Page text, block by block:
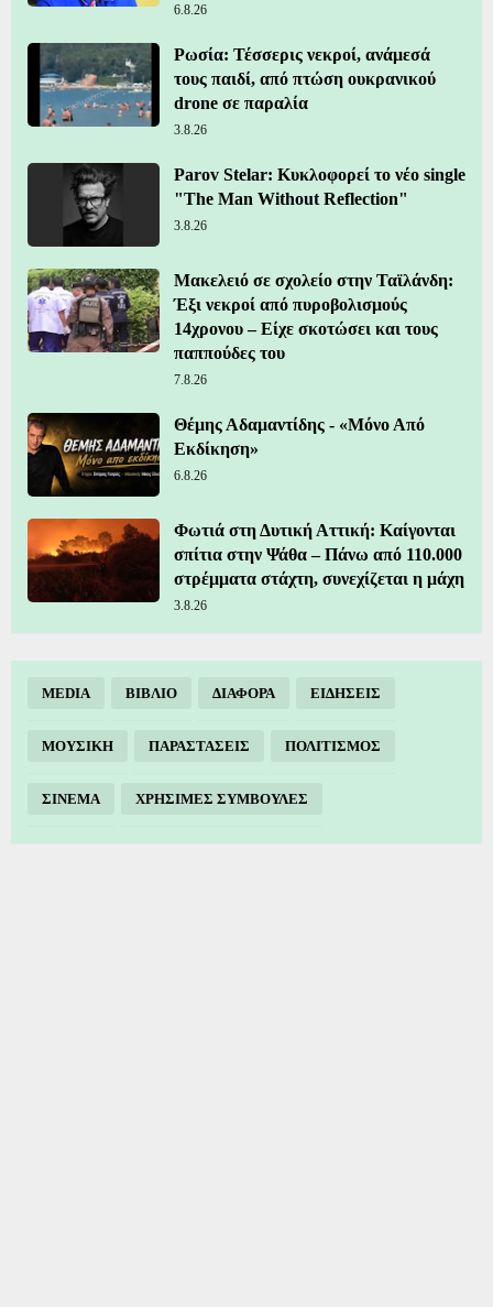
6.8.26
Ρωσία: Τέσσερις νεκροί, ανάμεσά
τους παιδί, από πτώση ουκρανικού
drone σε παραλία
3.8.26
Parov Stelar: Κυκλοφορεί το νέο single
"The Man Without Reflection"
3.8.26
Μακελειό σε σχολείο στην Ταϊλάνδη:
Έξι νεκροί από πυροβολισμούς
14χρονου – Είχε σκοτώσει και τους
παππούδες του
7.8.26
Θέμης Αδαμαντίδης - «Μόνο Από
Εκδίκηση»
6.8.26
Φωτιά στη Δυτική Αττική: Καίγονται
σπίτια στην Ψάθα – Πάνω από 110.000
στρέμματα στάχτη, συνεχίζεται η μάχη
3.8.26
MEDIA ΒΙΒΛΙΟ ΔΙΑΦΟΡΑ ΕΙΔΗΣΕΙΣ
ΜΟΥΣΙΚΗ ΠΑΡΑΣΤΑΣΕΙΣ ΠΟΛΙΤΙΣΜΟΣ
ΣΙΝΕΜΑ ΧΡΗΣΙΜΕΣ ΣΥΜΒΟΥΛΕΣ